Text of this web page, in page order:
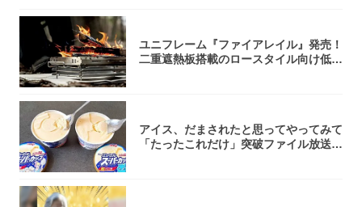
ユニフレーム『ファイアレイル』発売！
二重遮熱板搭載のロースタイル向け低型
アイス、だまされたと思ってやってみて
「たったこれだけ」突破ファイル放送で